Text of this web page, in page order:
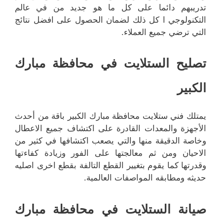
تدريبهم دائما على كل ما هو جديد من في عالم
التكنولوجي ا كل ذلك لضمان الحصول على افضل نتائج
التي ترضي جميع العملاء.
تصليح الستلايت في محافظة مبارك
الكبير
يمتلك فني ستلايت محافظة مبارك الكبير باقة من أحدث
الأجهزة والمعدات القادرة على اكتشاف جميع الاعطال
وخاصة الدقيقة منها والتي يصعب اكتشافها في كثير من
الاحيان ومن ثم معالجتها على الفور وزيادة كفاءتها
وقدرتها كما يقوم بتغيير القطع التالفة بقطع اخرى اصليه
حديثه ومطابقه المواصفات العالمية.
صيانة الستلايت في محافظة مبارك